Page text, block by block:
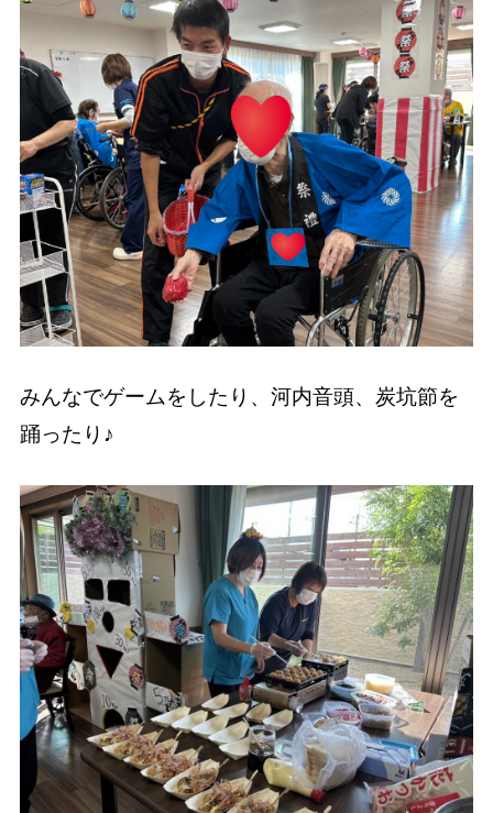
みんなでゲームをしたり、河内音頭、炭坑節を
踊ったり♪